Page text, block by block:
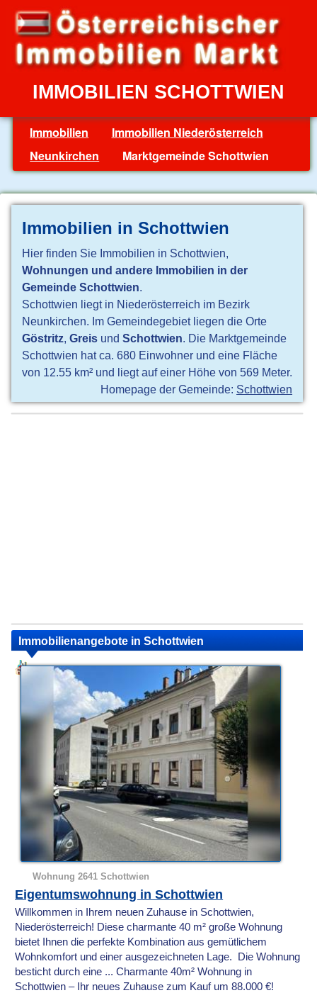
IMMOBILIEN SCHOTTWIEN
Immobilien
Immobilien Niederösterreich
Neunkirchen
Marktgemeinde Schottwien
Immobilien in Schottwien
Hier finden Sie Immobilien in Schottwien,
Wohnungen und andere Immobilien in der
Gemeinde Schottwien.
Schottwien liegt in Niederösterreich im Bezirk
Neunkirchen. Im Gemeindegebiet liegen die Orte
Göstritz,Greis undSchottwien. Die Marktgemeinde
Schottwien hat ca. 680 Einwohner und eine Fläche
von 12.55 km² und liegt auf einer Höhe von 569 Meter.
Homepage der Gemeinde: Schottwien
Immobilienangebote in Schottwien
Wohnung 2641 Schottwien
Eigentumswohnung in Schottwien
Willkommen in Ihrem neuen Zuhause in Schottwien,
Niederösterreich! Diese charmante 40 m² große Wohnung
bietet Ihnen die perfekte Kombination aus gemütlichem
Wohnkomfort und einer ausgezeichneten Lage. Die Wohnung
besticht durch eine ... Charmante 40m² Wohnung in
Schottwien – Ihr neues Zuhause zum Kauf um 88.000 €!